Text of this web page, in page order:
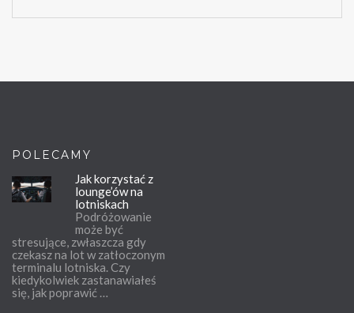
POLECAMY
Jak korzystać z
lounge’ów na
lotniskach
Podróżowanie
może być
stresujące, zwłaszcza gdy
czekasz na lot w zatłoczonym
terminalu lotniska. Czy
kiedykolwiek zastanawiałeś
się, jak poprawić …